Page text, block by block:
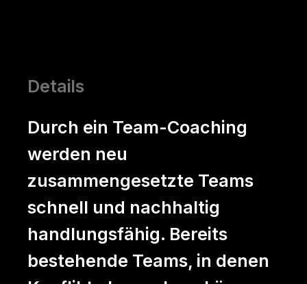
Details
Durch ein Team-Coaching
werden neu
zusammengesetzte Teams
schnell und nachhaltig
handlungsfähig. Bereits
bestehende Teams, in denen